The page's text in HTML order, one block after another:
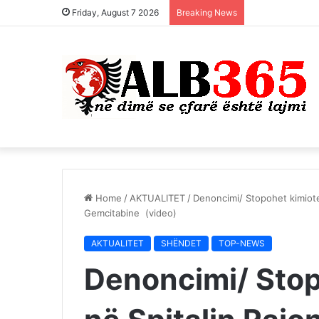
Friday, August 7 2026 Breaking News
Home / AKTUALITET / Denoncimi/ Stopohet
Gemcitabine (video)
AKTUALITET SHËNDET TOP-NEWS
Denoncimi/